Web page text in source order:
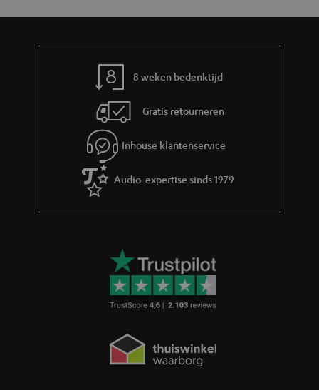
r
8 weken bedenktijd
Gratis retourneren
Inhouse klantenservice
Audio-expertise sinds 1979